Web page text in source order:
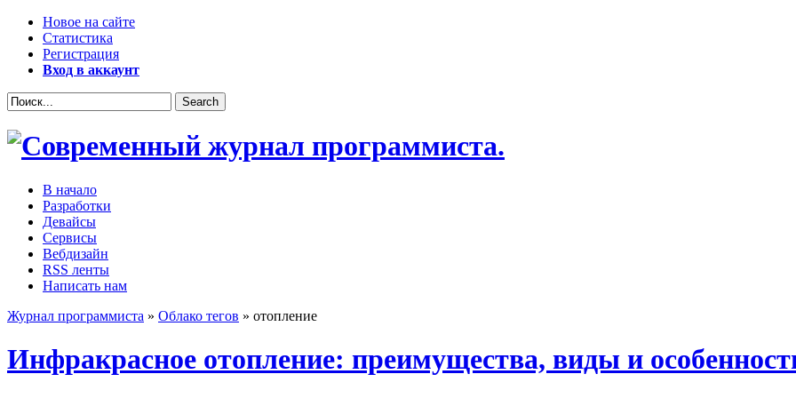
Новое на сайте
Статистика
Регистрация
Вход в аккаунт
В начало
Разработки
Девайсы
Сервисы
Вебдизайн
RSS ленты
Написать нам
Журнал программиста » Облако тегов » отопление
Инфракрасное отопление: преимущества, виды и